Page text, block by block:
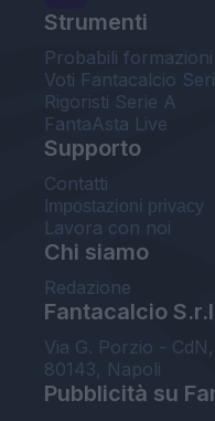
Strumenti
Probabili formazioni
Voti Fantacalcio
Rigoristi Serie A
FantaAsta Live
Supporto
Contatti
Impostazioni privacy
Lavora con noi
Chi siamo
Redazione
Fantacalcio
Via G. Porzio -
80143, Napoli
Pubblicità su